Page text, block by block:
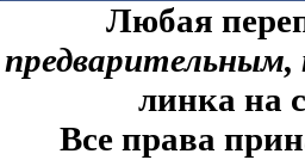
Любая
линка на
Все права